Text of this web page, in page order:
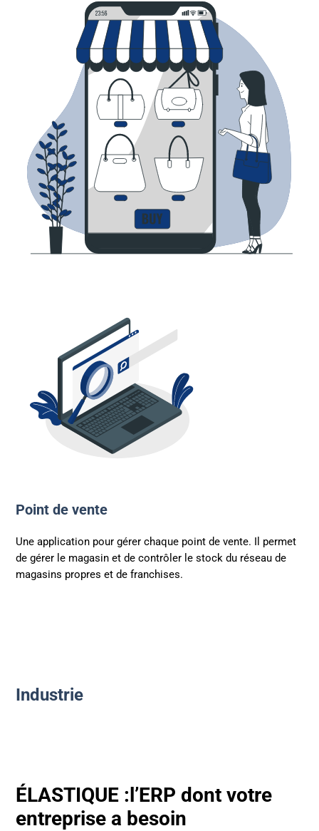
Point de vente
Une application pour gérer chaque point de vente. Il permet
de gérer le magasin et de contrôler le stock du réseau de
magasins propres et de franchises.
Industrie
ÉLASTIQUE :l’ERP dont votre
entreprise a besoin